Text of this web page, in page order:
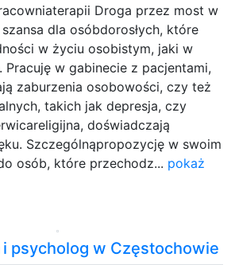
Droga przez most w
dla osóbdorosłych, które
w życiu osobistym, jaki w
Pracuję w gabinecie z pacjentami,
zaburzenia osobowości, czy też
takich jak depresja, czy
doświadczają
Szczególnąpropozycję w swoim
osób, które przechodz... pokaż
psycholog w Częstochowie